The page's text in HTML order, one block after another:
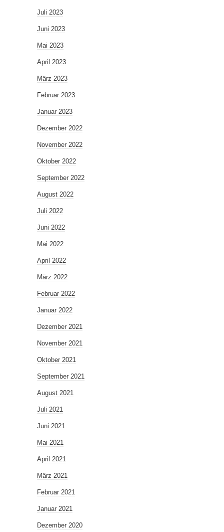
Juli 2023
Juni 2023
Mai 2023
April 2023
März 2023
Februar 2023
Januar 2023
Dezember 2022
November 2022
Oktober 2022
September 2022
August 2022
Juli 2022
Juni 2022
Mai 2022
April 2022
März 2022
Februar 2022
Januar 2022
Dezember 2021
November 2021
Oktober 2021
September 2021
August 2021
Juli 2021
Juni 2021
Mai 2021
April 2021
März 2021
Februar 2021
Januar 2021
Dezember 2020